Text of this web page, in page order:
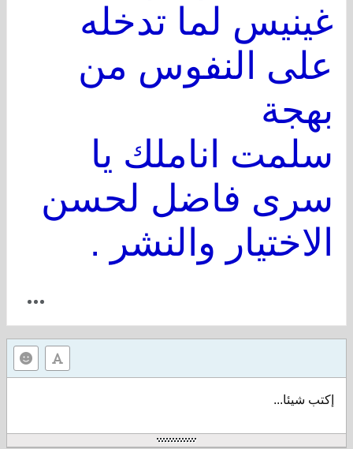
غينيس لما تدخله
على النفوس من
بهجة
سلمت اناملك يا
سرى فاضل لحسن
الاختيار والنشر .
إكتب شيئا...